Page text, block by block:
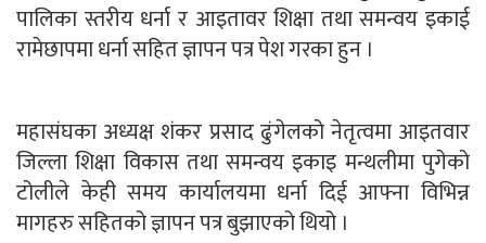
पालिका स्तरीय धर्ना र आइतावर शिक्षा तथा समन्वय इकाई
रामेछापमा धर्ना सहित ज्ञापन पत्र पेश गरका हुन ।
महासंघका अध्यक्ष शंकर प्रसाद ढुंगेलको नेतृत्वमा आइतवार
जिल्ला शिक्षा विकास तथा समन्वय इकाइ मन्थलीमा पुगेको
टोलीले केही समय कार्यालयमा धर्ना दिई आफ्ना विभिन्न
मागहरु सहितको ज्ञापन पत्र बुझाएको थियो ।